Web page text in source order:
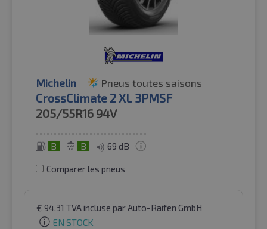
Michelin Pneus toutes saisons
CrossClimate 2 XL 3PMSF
205/55R16 94V
B B 69 dB
Comparer les pneus
€ 94.31 TVA incluse par Auto-Raifen GmbH
EN STOCK